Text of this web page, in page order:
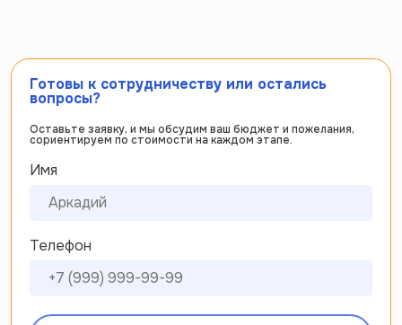
Готовы к сотрудничеству или остались
вопросы?
Оставьте заявку, и мы обсудим ваш бюджет и пожелания,
сориентируем по стоимости на каждом этапе.
Имя
Телефон